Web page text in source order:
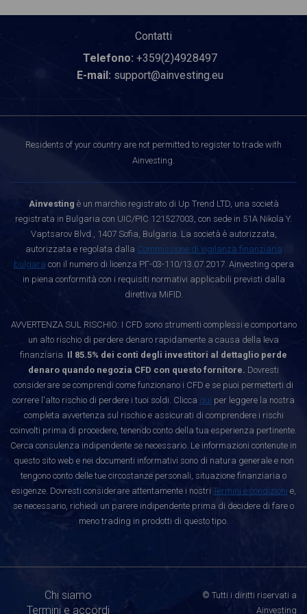
Contatti
Telefono: +359(2)4928497
E-mail: support@ainvesting.eu
Residents of your country are not permitted to register to trade with
Ainvesting.
Ainvesting è un marchio registrato di Up Trend LTD, una società
registrata in Bulgaria con UIC/PIC 121527003, con sede in 51A Nikola Y.
Vaptsarov Blvd., 1407 Sofia, Bulgaria. La società è autorizzata,
autorizzata e regolata dalla Commissione di vigilanza finanziaria
bulgara con il numero di licenza РГ-03-110/13.07.2017. Ainvesting opera
in piena conformità con i requisiti normativi applicabili previsti dalla
direttiva MiFID.
AVVERTENZA SUL RISCHIO: I CFD sono strumenti complessi e comportano
un alto rischio di perdere denaro rapidamente a causa della leva
finanziaria. Il 85.5% dei conti degli investitori al dettaglio perde
denaro quando negozia CFD con questo fornitore. Dovresti
considerare se comprendi come funzionano i CFD e se puoi permetterti di
correre l'alto rischio di perdere i tuoi soldi. Clicca qui per leggere la nostra
completa avvertenza sul rischio e assicurati di comprendere i rischi
coinvolti prima di procedere, tenendo conto della tua esperienza pertinente.
Cerca consulenza indipendente se necessario. Le informazioni contenute in
questo sito web e nei documenti informativi sono di natura generale e non
tengono conto delle tue circostanze personali, situazione finanziaria o
esigenze. Dovresti considerare attentamente i nostri Termini e condizioni e,
se necessario, richiedi un parere indipendente prima di decidere di fare o
meno trading in prodotti di questo tipo.
Chi siamo
Termini e accordi
© Tutti i diritti riservati a
Ainvesting